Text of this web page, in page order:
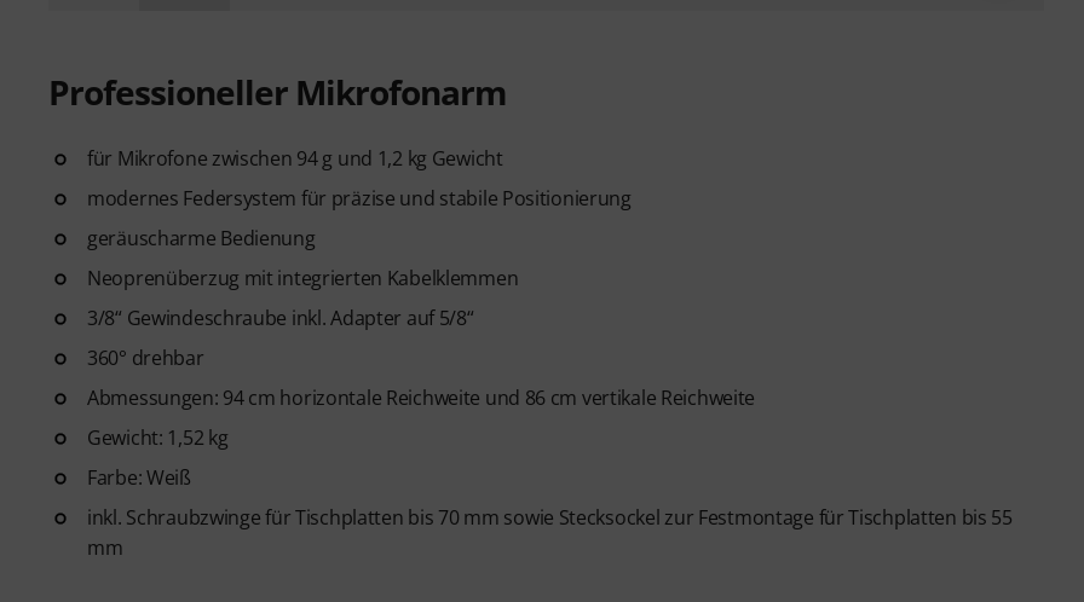
Professioneller Mikrofonarm
für Mikrofone zwischen 94 g und 1,2 kg Gewicht
modernes Federsystem für präzise und stabile Positionierung
geräuscharme Bedienung
Neoprenüberzug mit integrierten Kabelklemmen
3/8“ Gewindeschraube inkl. Adapter auf 5/8“
360° drehbar
Abmessungen: 94 cm horizontale Reichweite und 86 cm vertikale Reichweite
Gewicht: 1,52 kg
Farbe: Weiß
inkl. Schraubzwinge für Tischplatten bis 70 mm sowie Stecksockel zur Festmontage für Tischplatten bis 55
mm